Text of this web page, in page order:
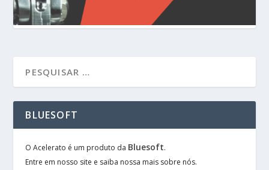
BLUESOFT
O Acelerato é um produto da Bluesoft.
Entre em nosso site e saiba nossa mais sobre nós.